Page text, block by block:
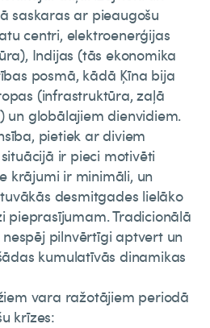
saskaras ar pieaugošu
centri, elektroenerģijas
Indijas (tās ekonomika
posmā, kādā Ķīna bija
(infrastruktūra, zaļā
un globālajiem dienvidiem.
pietiek ar diviem
ir pieci motivēti
krājumi ir minimāli, un
desmitgades lielāko
pieprasījumam. Tradicionālā
pilnvērtīgi aptvert un
kumulatīvās dinamikas
vara ražotājiem periodā
krīzes: